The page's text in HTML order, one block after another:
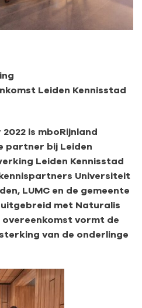
Leiden Kennisstad
is mboRijnland
partner bij Leiden
Leiden Kennisstad
Universiteit
LUMC en de gemeente
uitgebreid met Naturalis
overeenkomst vormt de
van de onderlinge